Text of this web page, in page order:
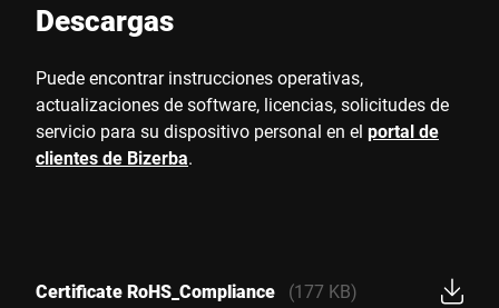
Descargas
Puede encontrar instrucciones operativas,
actualizaciones de software, licencias, solicitudes de
servicio para su dispositivo personal en el portal de
clientes de Bizerba.
Certificate RoHS_Compliance (177 KB)